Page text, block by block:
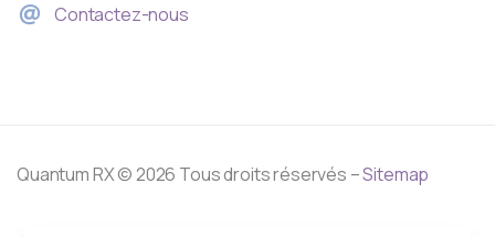
Contactez-nous
Quantum RX © 2026 Tous droits réservés –Sitemap